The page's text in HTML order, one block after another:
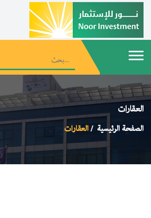
العقارات
الصفحة الرئيسية العقارات